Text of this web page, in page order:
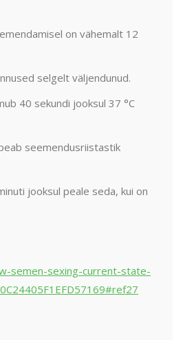
on vähemalt 12
selgelt väljendunud.
40 sekundi jooksul 37 °C
seemendusriistastik
jooksul peale seda, kui on
semen-sexing-current-state-